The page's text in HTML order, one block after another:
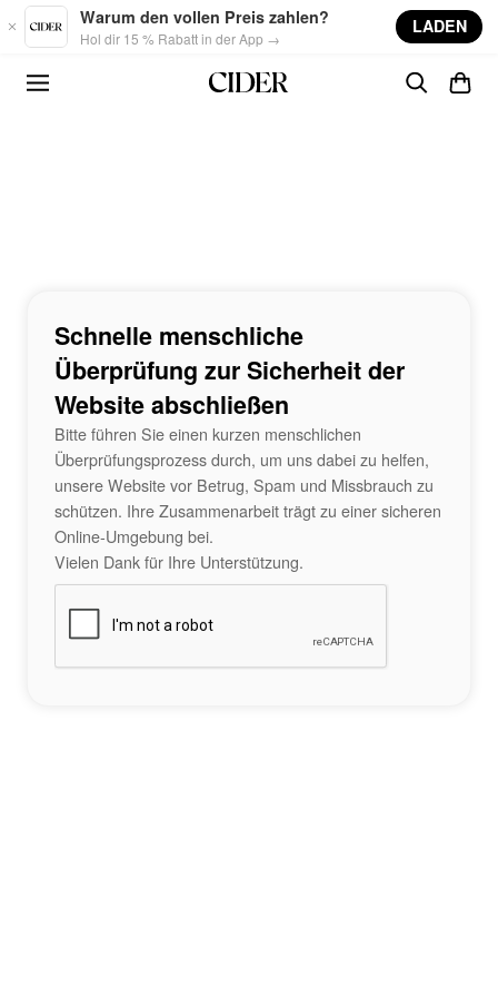
Skip to main content
Warum den vollen Preis zahlen?
Hol dir 15 % Rabatt in der App →
LADEN
Schnelle menschliche
Überprüfung zur Sicherheit der
Website abschließen
Bitte führen Sie einen kurzen menschlichen
Überprüfungsprozess durch, um uns dabei zu helfen,
unsere Website vor Betrug, Spam und Missbrauch zu
schützen. Ihre Zusammenarbeit trägt zu einer sicheren
Online-Umgebung bei.
Vielen Dank für Ihre Unterstützung.